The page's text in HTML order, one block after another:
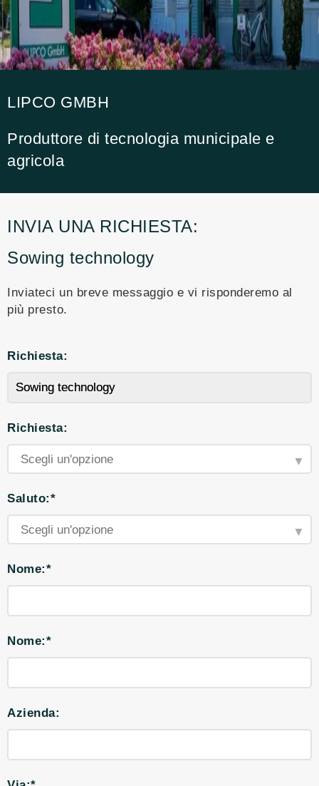
LIPCO GMBH
Produttore di tecnologia municipale e
agricola
INVIA UNA RICHIESTA:
Sowing technology
Inviateci un breve messaggio e vi risponderemo al
più presto.
Richiesta:
Richiesta:
Saluto:*
Nome:*
Nome:*
Azienda: